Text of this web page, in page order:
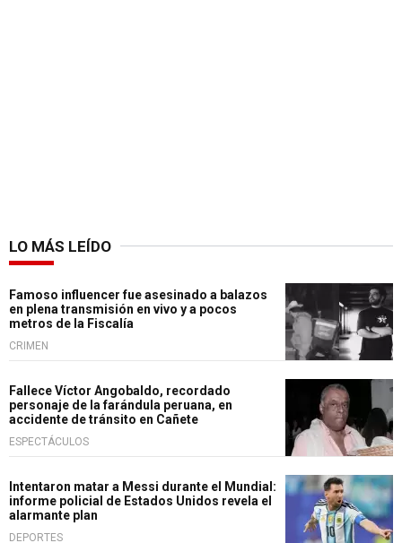
LO MÁS LEÍDO
Famoso influencer fue asesinado a balazos
en plena transmisión en vivo y a pocos
metros de la Fiscalía
CRIMEN
Fallece Víctor Angobaldo, recordado
personaje de la farándula peruana, en
accidente de tránsito en Cañete
ESPECTÁCULOS
Intentaron matar a Messi durante el Mundial:
informe policial de Estados Unidos revela el
alarmante plan
DEPORTES